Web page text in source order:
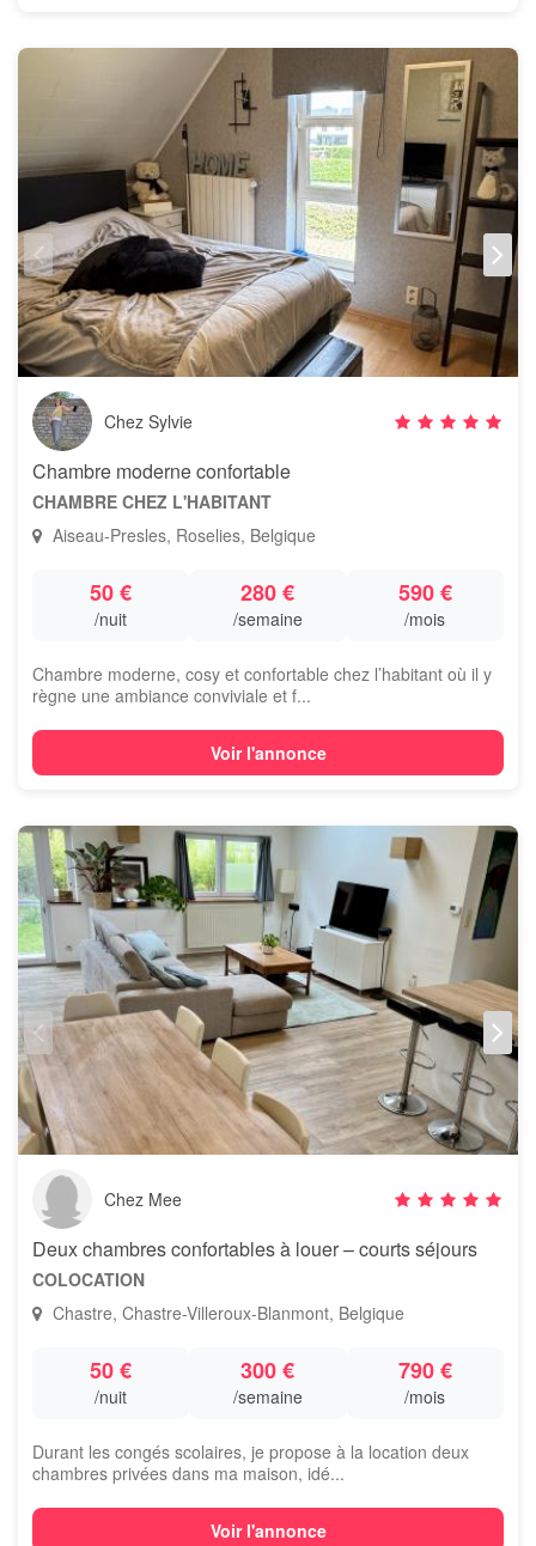
Chez Sylvie
Chambre moderne confortable
CHAMBRE CHEZ L'HABITANT
Aiseau-Presles, Roselies, Belgique
50 €
/nuit
280 €
/semaine
590 €
/mois
Chambre moderne, cosy et confortable chez l’habitant où il y
règne une ambiance conviviale et f...
Voir l'annonce
Chez Mee
Deux chambres confortables à louer – courts séjours
COLOCATION
Chastre, Chastre-Villeroux-Blanmont, Belgique
50 €
/nuit
300 €
/semaine
790 €
/mois
Durant les congés scolaires, je propose à la location deux
chambres privées dans ma maison, idé...
Voir l'annonce